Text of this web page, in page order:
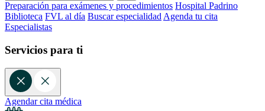
Preparación para exámenes y procedimientos Hospital Padrino
Biblioteca FVL al día Buscar especialidad Agenda tu cita
Especialistas
Servicios para ti
Agendar cita médica